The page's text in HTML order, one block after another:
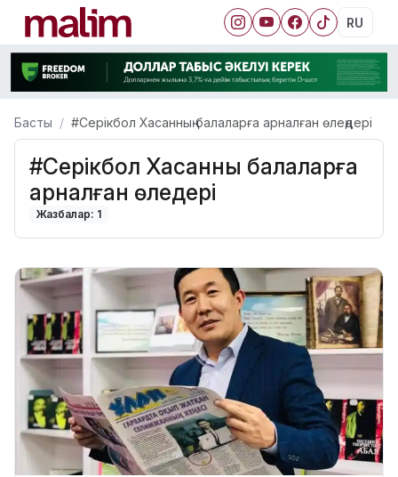
RU
Басты #Серікбол Хасанның балаларға арналған өлеңдері
#Серікбол Хасанның балаларға
арналған өлеңдері
Жазбалар: 1